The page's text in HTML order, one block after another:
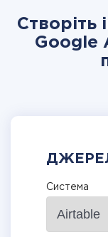
Створіть
Google
Система